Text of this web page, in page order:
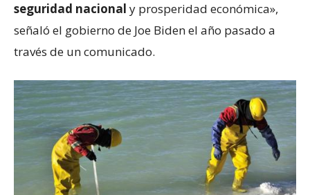
seguridad nacional y prosperidad económica»,
señaló el gobierno de Joe Biden el año pasado a
través de un comunicado.